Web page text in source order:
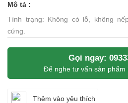
Mô tả :
Tình trạng: Không có lỗ, không
cứng.
Gọi ngay:
Để nghe tư vấn sản phẩm
Thêm vào yêu thích